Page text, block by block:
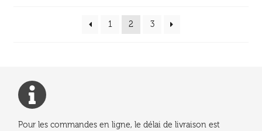
récent
1 2 3
Pour les commandes en ligne, le délai de livraison est